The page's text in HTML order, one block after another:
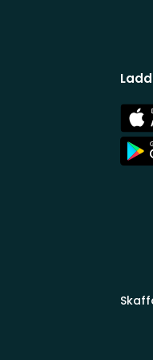
App
Store
App
Store